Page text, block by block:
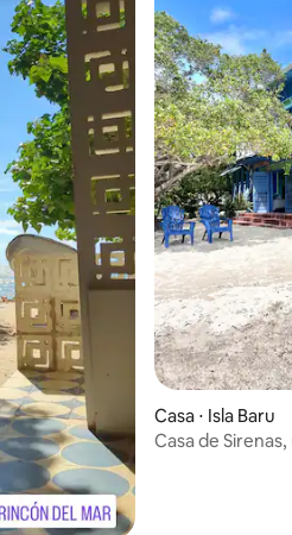
Casa ⋅ Isla Baru
Casa de